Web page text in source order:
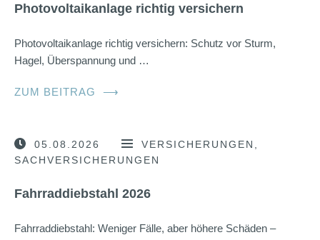
Photovoltaikanlage richtig versichern
Photovoltaikanlage richtig versichern: Schutz vor Sturm,
Hagel, Überspannung und …
ZUM BEITRAG ⟶
05.08.2026
VERSICHERUNGEN
SACHVERSICHERUNGEN
Fahrraddiebstahl 2026
Fahrraddiebstahl: Weniger Fälle, aber höhere Schäden –